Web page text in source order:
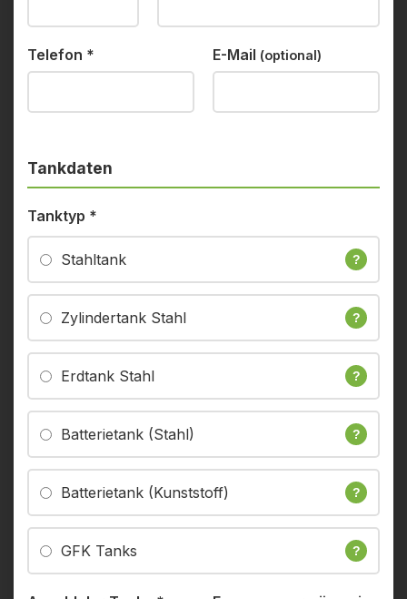
Telefon * E-Mail (optional)
Tankdaten
Tanktyp *
Stahltank ?
Zylindertank Stahl ?
Erdtank Stahl ?
Batterietank (Stahl) ?
Batterietank (Kunststoff) ?
GFK Tanks ?